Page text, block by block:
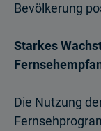
Bevölkerung
Starkes
Die Nutzung